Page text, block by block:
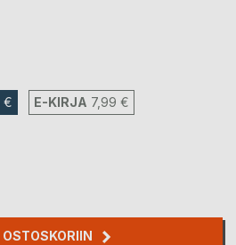
€ E-KIRJA 7,99 €